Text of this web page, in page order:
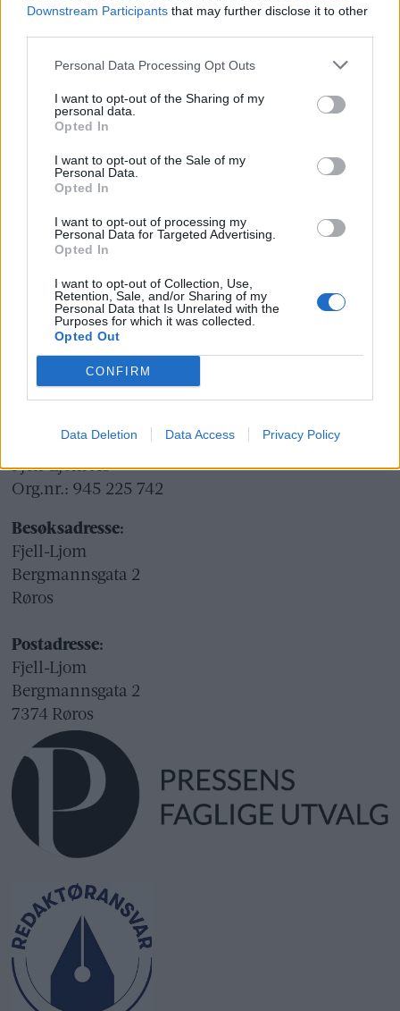
Downstream Participants that may further disclose it to other
Personal Data Processing Opt Outs
I want to opt-out of the Sharing of my
personal data.
Opted In
I want to opt-out of the Sale of my
Personal Data.
Opted In
I want to opt-out of processing my
Personal Data for Targeted Advertising.
Opted In
I want to opt-out of Collection, Use,
Retention, Sale, and/or Sharing of my
Personal Data that Is Unrelated with the
Purposes for which it was collected.
Opted Out
CONFIRM
Data Deletion Data Access Privacy Policy
Fjell-Ljom har ikke ansvar for innhold på
eksterne nettsider som det lenkes til.
Det er ikke tillatt å kopiere fra siden eller
legge ut skjermdump av artikler.
Avisa er medlem i Landslaget for
lokalaviser (
Ansvarlig redaktør og daglig leder:
Liv Maren Mæhre Vold
Ekspedisjon:
Tlf: 72 40 65 90
E-post:redaksjon@fjell-ljom.no
annonse@fjell-ljom.no
E-post:abonnement@fjell-ljom.no
Utgiver:
Fjell-Ljom AS
Org.nr.: 945 225 742
Besøksadresse:
Fjell-Ljom
Bergmannsgata 2
Røros
Postadresse:
Fjell-Ljom
Bergmannsgata 2
7374 Røros